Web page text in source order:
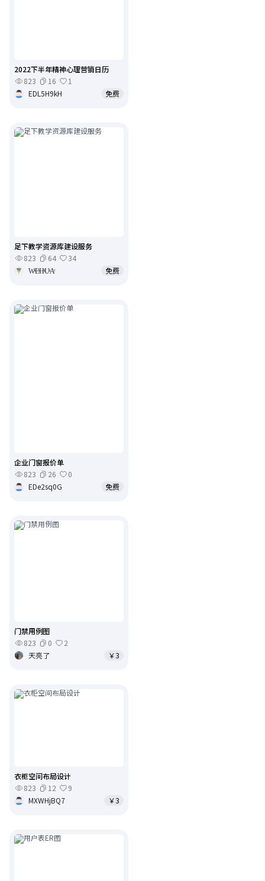
2022下半年精神心理营销日历
823
16
1
EDL5H9kH
免费
足下教学资源库建设服务
823
64
34
WͯEͯHͯUͯAͯ
免费
企业门窗报价单
823
26
0
EDe2sq0G
免费
门禁用例图
823
0
2
天亮了
￥3
衣柜空间布局设计
823
12
9
MXWHjBQ7
￥3